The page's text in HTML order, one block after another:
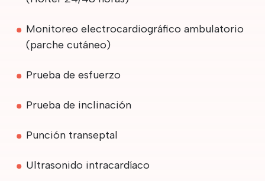
Monitoreo electrocardiográfico ambulatorio
(parche cutáneo)
Prueba de esfuerzo
Prueba de inclinación
Punción transeptal
Ultrasonido intracardíaco